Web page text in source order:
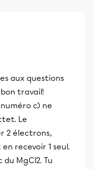
aux questions
travail!
c) ne
Le
2 électrons,
recevoir 1 seul.
MgCl2. Tu